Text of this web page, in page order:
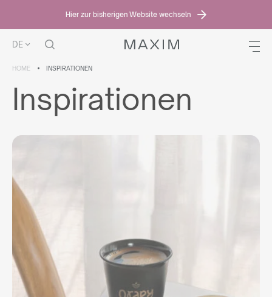
Hier zur bisherigen Website wechseln
DE
HOME INSPIRATIONEN
Inspirationen